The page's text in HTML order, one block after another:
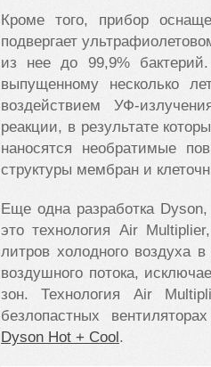
Кроме того, прибор
подвергает
из нее до 99,9%
выпущенному несколько
воздействием УФ-
реакции, в результате
наносятся необратимые
структуры мембран и
Еще одна разработка Dyson,
это технология Air Multiplier
литров холодного воздуха
воздушного потока,
зон. Технология Air
безлопастных
Dyson Hot + Cool.